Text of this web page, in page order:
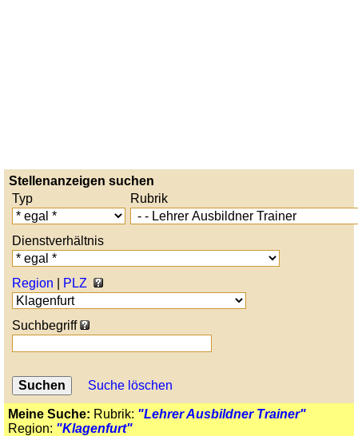
Stellenanzeigen suchen
Typ
Rubrik
Dienstverhältnis
Region PLZ
Suchbegriff
Suche löschen
Meine Suche: Rubrik: "Lehrer Ausbildner Trainer"
Region: "Klagenfurt"